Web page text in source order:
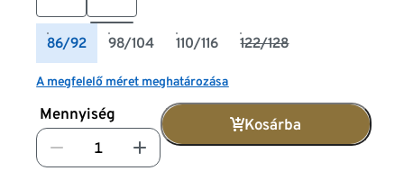
86/92 98/104 110/116 122/128
A megfelelő méret meghatározása
Mennyiség
Kosárba